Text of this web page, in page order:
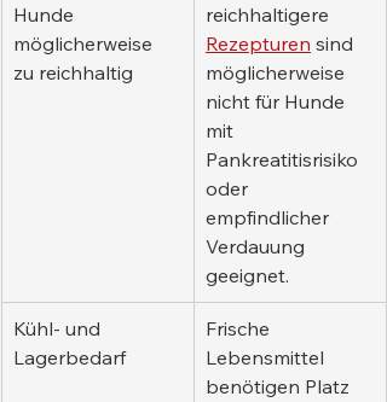
Hunde
möglicherweise
zu reichhaltig
reichhaltigere
Rezepturen sind
möglicherweise
nicht für Hunde
mit
Pankreatitisrisiko
oder
empfindlicher
Verdauung
geeignet.
Kühl- und
Lagerbedarf
Frische
Lebensmittel
benötigen Platz